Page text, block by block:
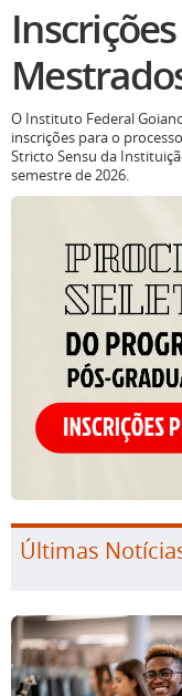
O Instituto Federal
inscrições para o
Stricto Sensu da
semestre de 2026.
Últimas